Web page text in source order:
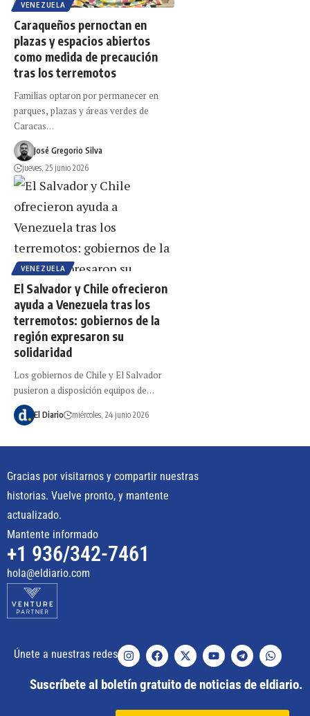
VENEZUELA
Caraqueños pernoctan en
plazas y espacios abiertos
como medida de precaución
tras los terremotos
Familias optaron por permanecer en
parques, plazas y áreas verdes de
Caracas…
José Gregorio Silva
jueves, 25 junio 2026
VENEZUELA
El Salvador y Chile ofrecieron
ayuda a Venezuela tras los
terremotos: gobiernos de la
región expresaron su
solidaridad
Los gobiernos de Chile y El Salvador
pusieron a disposición equipos de…
El Diario miércoles, 24 junio 2026
Gracias por visitarnos y compartir nuestras
historias. Vuelve pronto, y mantente
actualizado.
Mantente informado
+1 936/342-7461
hola@eldiario.com
Únete a nuestras redes
Suscríbete al boletín gratuito de noticias de eldiario.